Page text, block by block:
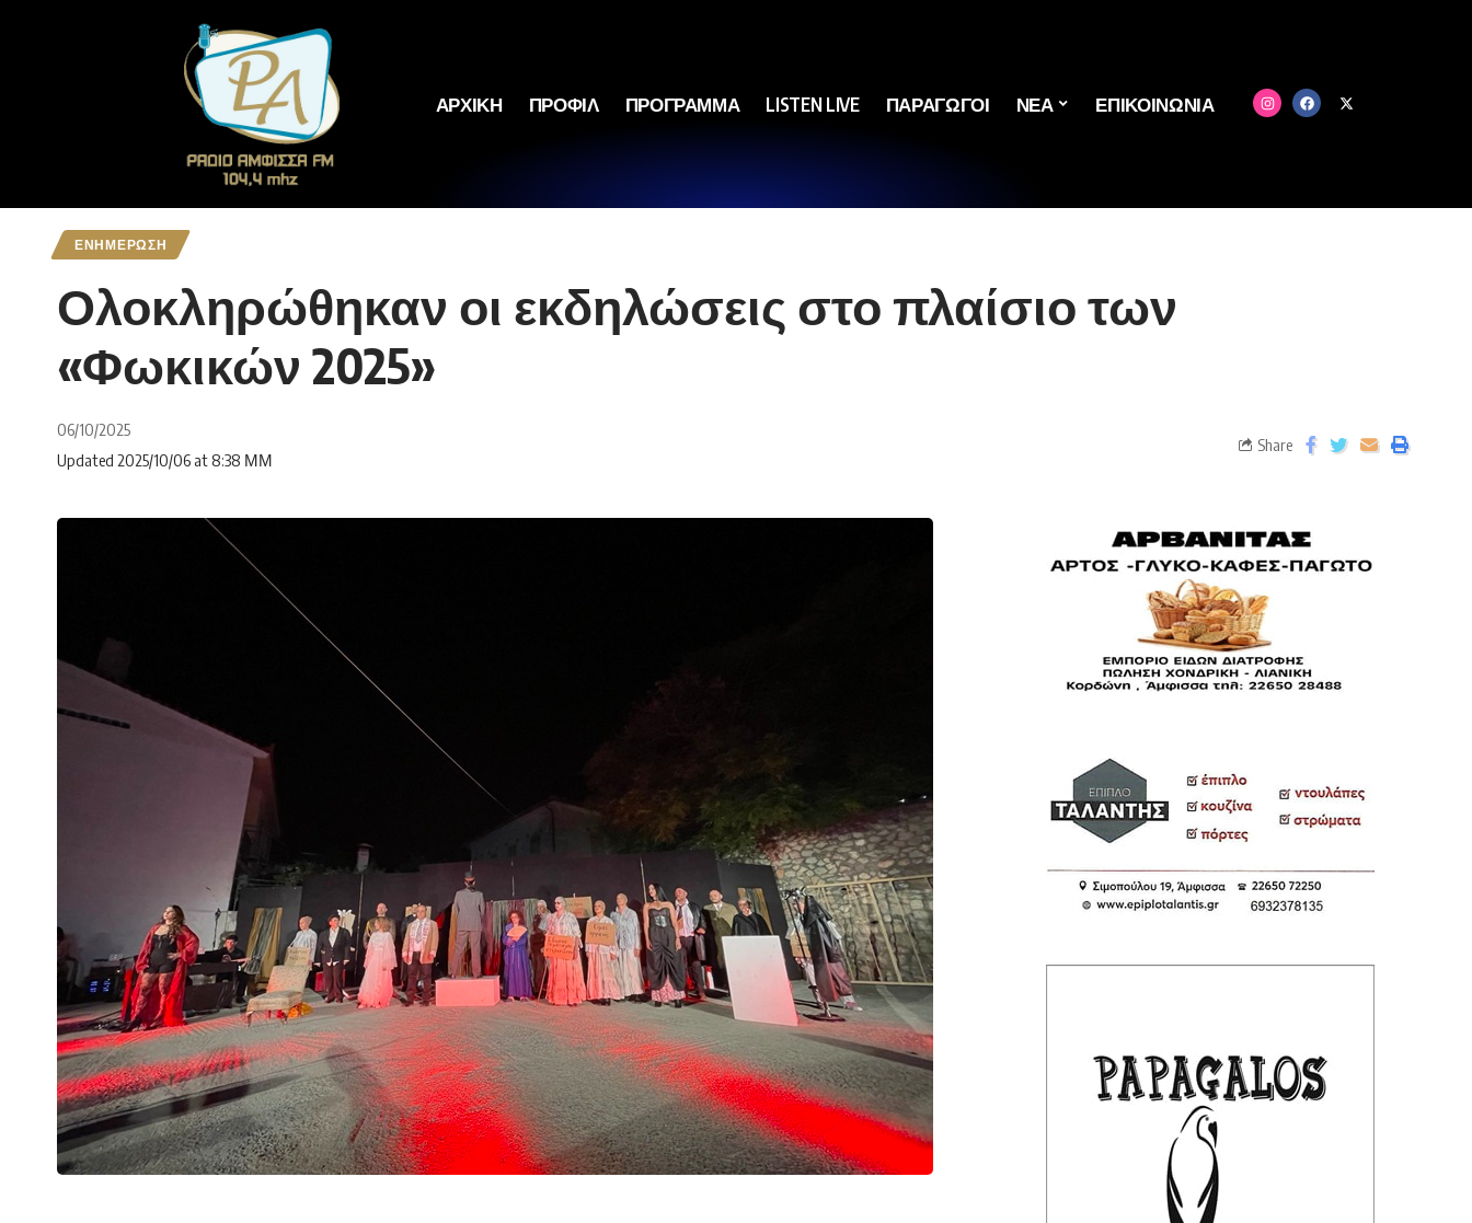
ΑΡΧΙΚΗ ΠΡΟΦΙΛ ΠΡΟΓΡΑΜΜΑ LISTEN LIVE ΠΑΡΑΓΩΓΟΙ ΝΕΑ ΕΠΙΚΟΙΝΩΝΙΑ
ΕΝΗΜΕΡΩΣΗ
Ολοκληρώθηκαν οι εκδηλώσεις στο πλαίσιο των
«Φωκικών 2025»
06/10/2025
Updated 2025/10/06 at 8:38 ΜΜ
Share